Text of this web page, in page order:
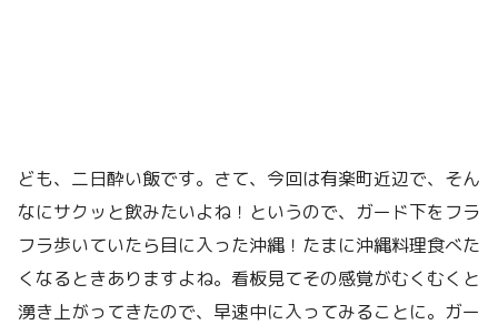
ども、二日酔い飯です。さて、今回は有楽町近辺で、そん
なにサクッと飲みたいよね！というので、ガード下をフラ
フラ歩いていたら目に入った沖縄！たまに沖縄料理食べた
くなるときありますよね。看板見てその感覚がむくむくと
湧き上がってきたので、早速中に入ってみることに。ガー